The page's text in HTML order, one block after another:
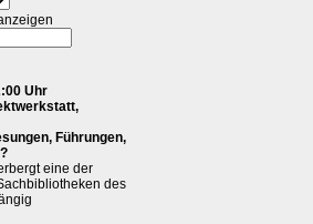
Uhr
Führungen,
eine der
des